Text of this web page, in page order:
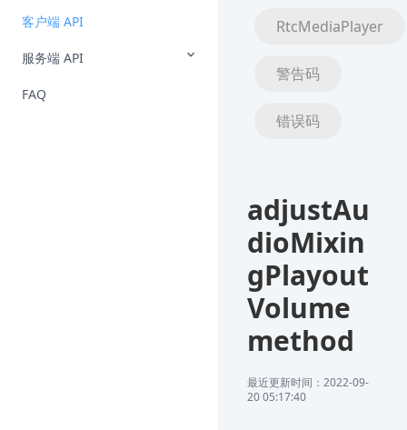
客户端 API
服务端 API
FAQ
RtcMediaPlayer
警告码
错误码
adjustAu
dioMixin
gPlayout
Volume
method
最近更新时间：2022-09-
20 05:17:40